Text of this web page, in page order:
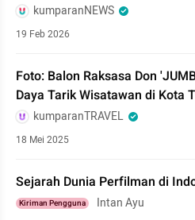
kumparanNEWS
19 Feb 2026
Foto: Balon Raksasa Don
Daya Tarik Wisatawan di Kota
kumparanTRAVEL
18 Mei 2025
Sejarah Dunia Perfilman di
Kiriman Pengguna Intan Ayu